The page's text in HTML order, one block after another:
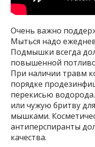
Очень важно
Мыться надо
Подмышки всегда
повышенной
При наличии травм
порядке
перекисью
или чужую бритву
мышками.
антиперспиранты
качества.